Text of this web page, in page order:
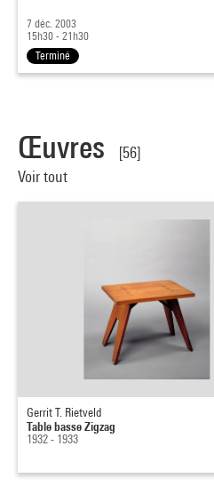
7 déc. 2003
15h30 - 21h30
Terminé
Œuvres
[56]
Voir tout
Gerrit T. Rietveld
Table basse Zigzag
1932 - 1933